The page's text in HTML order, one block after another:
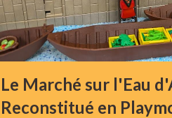
Le Marché sur l'Eau
Reconstitué en